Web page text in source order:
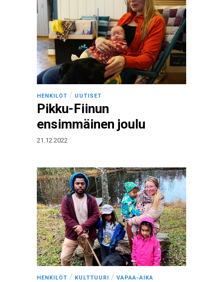
HENKILÖT / UUTISET
Pikku-Fiinun
ensimmäinen joulu
21.12.2022
HENKILÖT / KULTTUURI / VAPAA-AIKA